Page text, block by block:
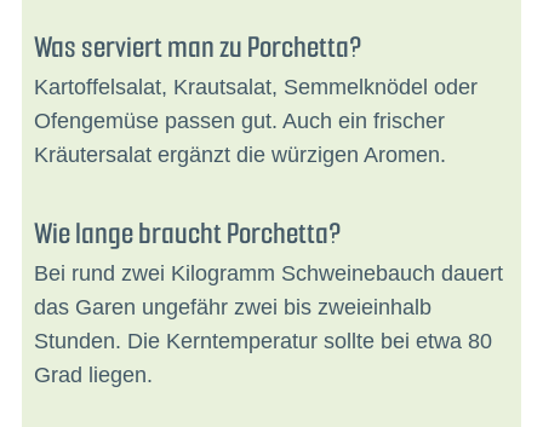
Was serviert man zu Porchetta?
Kartoffelsalat, Krautsalat, Semmelknödel oder
Ofengemüse passen gut. Auch ein frischer
Kräutersalat ergänzt die würzigen Aromen.
Wie lange braucht Porchetta?
Bei rund zwei Kilogramm Schweinebauch dauert
das Garen ungefähr zwei bis zweieinhalb
Stunden. Die Kerntemperatur sollte bei etwa 80
Grad liegen.